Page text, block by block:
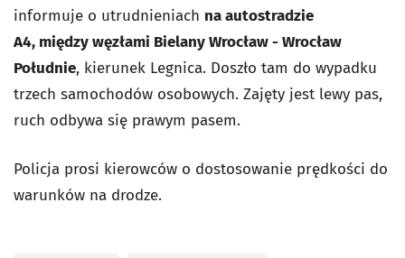
informuje o utrudnieniach na autostradzie
A4, między węzłami Bielany Wrocław - Wrocław
Południe, kierunek Legnica. Doszło tam do wypadku
trzech samochodów osobowych. Zajęty jest lewy pas,
ruch odbywa się prawym pasem.
Policja prosi kierowców o dostosowanie prędkości do
warunków na drodze.